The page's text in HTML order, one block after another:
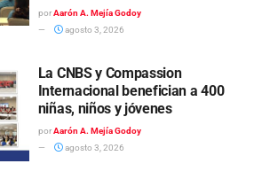
por Aarón A. Mejía Godoy
agosto 3, 2026
La CNBS y Compassion
Internacional benefician a 400
niñas, niños y jóvenes
por Aarón A. Mejía Godoy
agosto 3, 2026